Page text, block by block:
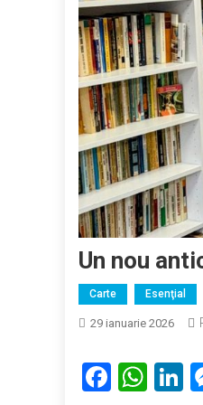
Un nou
Carte Esenţial
29 ianuarie 2026